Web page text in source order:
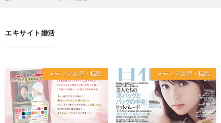
エキサイト婚活
メディア出演・掲載 メディア出演・掲載